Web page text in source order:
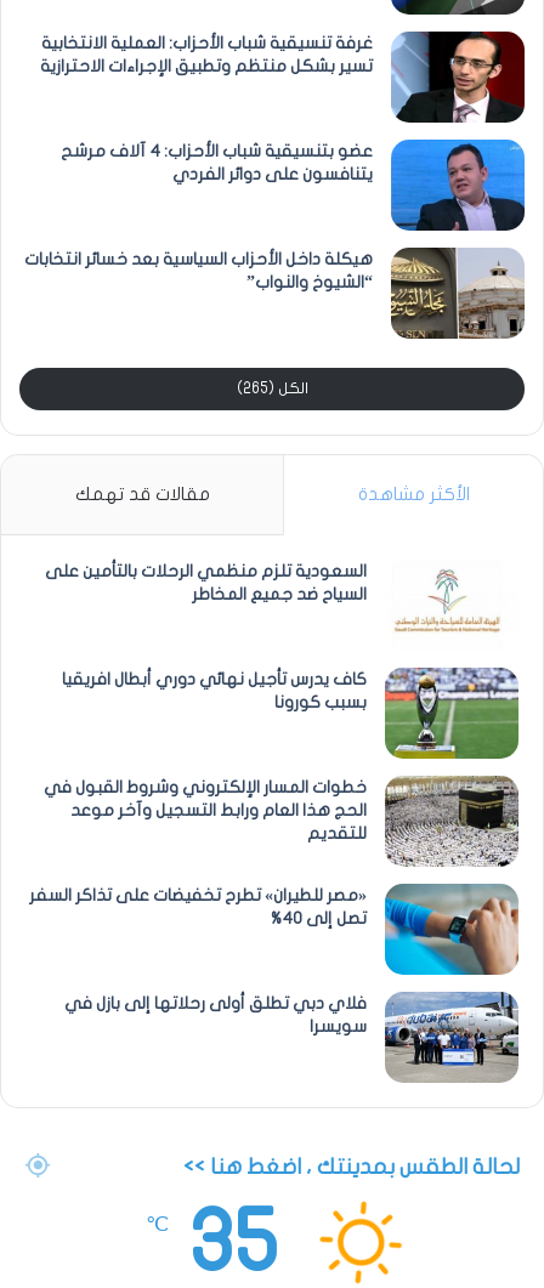
غرفة تنسيقية شباب الأحزاب: العملية الانتخابية
تسير بشكل منتظم وتطبيق الإجراءات الاحترازية
عضو بتنسيقية شباب الأحزاب: 4 آلاف مرشح
يتنافسون على دوائر الفردي
هيكلة داخل الأحزاب السياسية بعد خسائر انتخابات
“الشيوخ والنواب”
الكل (265)
الأكثر مشاهدة مقالات قد تهمك
السعودية تلزم منظمي الرحلات بالتأمين على
السياح ضد جميع المخاطر
كاف يدرس تأجيل نهائي دوري أبطال افريقيا
بسبب كورونا
خطوات المسار الإلكتروني وشروط القبول في
الحج هذا العام ورابط التسجيل وآخر موعد
للتقديم
«مصر للطيران» تطرح تخفيضات على تذاكر السفر
تصل إلى 40%
فلاي دبي تطلق أولى رحلاتها إلى بازل في
سويسرا
لحالة الطقس بمدينتك ، اضغط هنا >>
35
℃